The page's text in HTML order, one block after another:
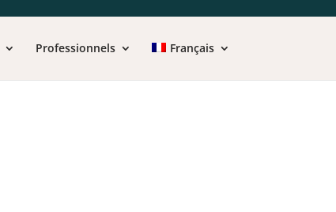
Professionnels Français